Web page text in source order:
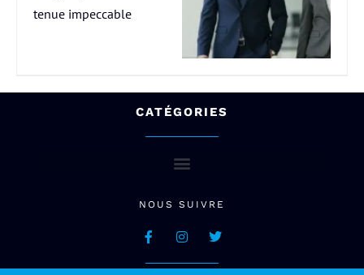
tenue impeccable
CATÉGORIES
NOUS SUIVRE